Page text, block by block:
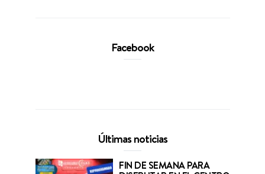
Facebook
Últimas noticias
FIN DE SEMANA PARA